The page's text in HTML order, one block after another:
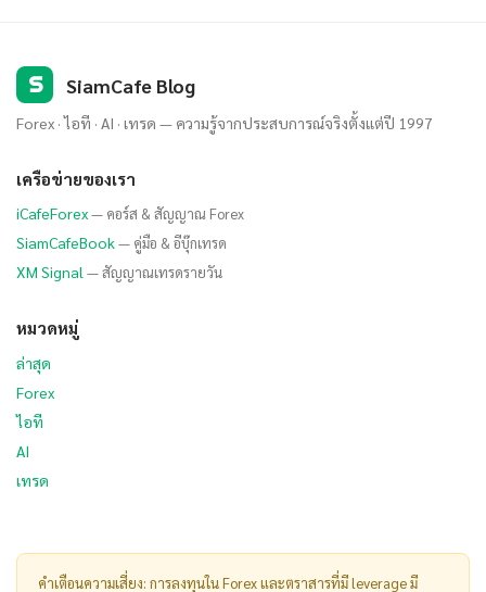
S SiamCafe Blog
Forex · ไอที · AI · เทรด — ความรู้จากประสบการณ์จริงตั้งแต่ปี 1997
เครือข่ายของเรา
iCafeForex— คอร์ส & สัญญาณ Forex
SiamCafeBook— คู่มือ & อีบุ๊กเทรด
XM Signal — สัญญาณเทรดรายวัน
หมวดหมู่
ล่าสุด
Forex
ไอที
AI
เทรด
คำเตือนความเสี่ยง: การลงทุนใน Forex และตราสารที่มี leverage มี